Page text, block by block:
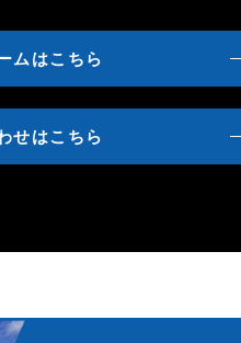
ムはこちら
せはこちら